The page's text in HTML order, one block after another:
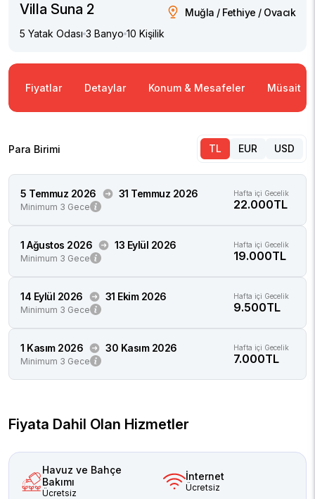
Villa Suna 2
Muğla / Fethiye / Ovacık
5 Yatak Odası 3 Banyo 10 Kişilik
Fiyatlar Detaylar Konum & Mesafeler Müsaitlik
Para Birimi TL EUR USD
5 Temmuz 2026 31 Temmuz 2026
Minimum 3 Gece
Hafta içi Gecelik
22.000TL
1 Ağustos 2026 13 Eylül 2026
Minimum 3 Gece
Hafta içi Gecelik
19.000TL
14 Eylül 2026 31 Ekim 2026
Minimum 3 Gece
Hafta içi Gecelik
9.500TL
1 Kasım 2026 30 Kasım 2026
Minimum 3 Gece
Hafta içi Gecelik
7.000TL
Fiyata Dahil Olan Hizmetler
Havuz ve Bahçe
Bakımı
Ücretsiz
İnternet
Ücretsiz